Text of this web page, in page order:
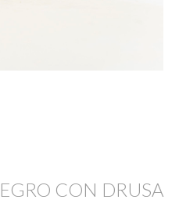
CON DRUSA